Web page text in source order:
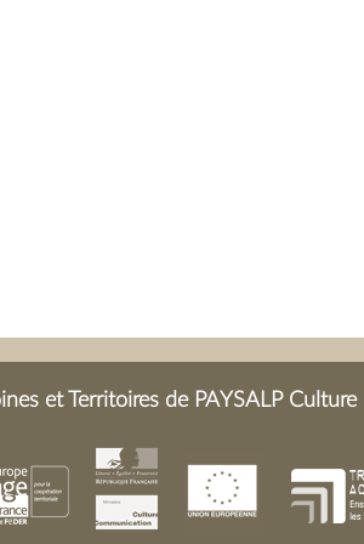
et Territoires de PAYSALP